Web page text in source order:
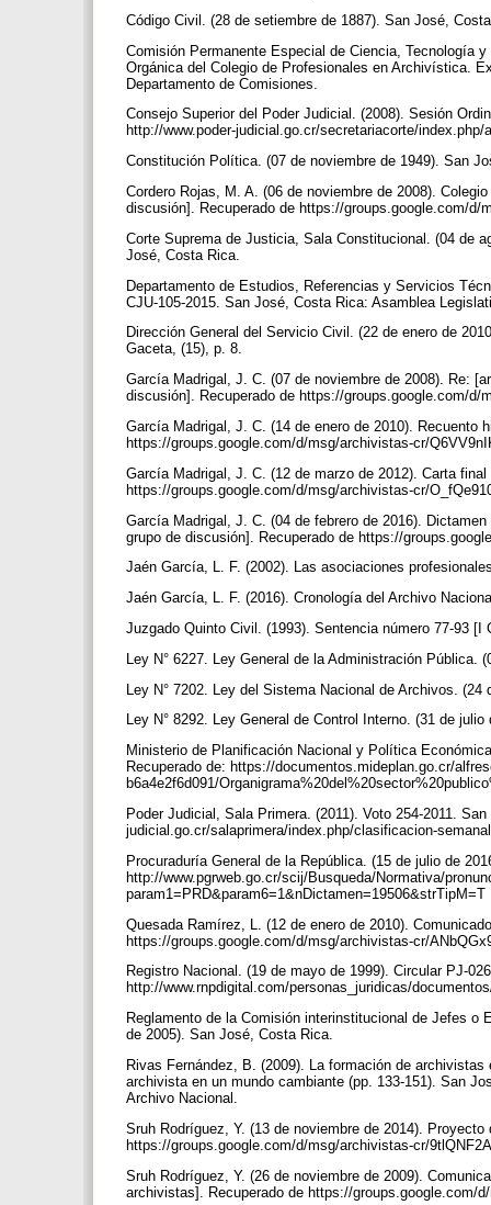
Código Civil. (28 de setiembre de 1887). San José,
Comisión Permanente Especial de Ciencia, Tecnología
Orgánica del Colegio de Profesionales en Archivística.
Departamento de Comisiones.
Consejo Superior del Poder Judicial. (2008). Sesión
http://www.poder-judicial.go.cr/secretariacorte/
Constitución Política. (07 de noviembre de 1949). San
Cordero Rojas, M. A. (06 de noviembre de 2008).
discusión]. Recuperado de https://groups.google.com/
Corte Suprema de Justicia, Sala Constitucional. (04 de
José, Costa Rica.
Departamento de Estudios, Referencias y Servicios
CJU-105-2015. San José, Costa Rica: Asamblea
Dirección General del Servicio Civil. (22 de enero de
Gaceta, (15), p. 8.
García Madrigal, J. C. (07 de noviembre de 2008). Re:
discusión]. Recuperado de https://groups.google.com/
García Madrigal, J. C. (14 de enero de 2010). Recuento
https://groups.google.com/d/msg/archivistas-cr/
García Madrigal, J. C. (12 de marzo de 2012). Carta
https://groups.google.com/d/msg/archivistas-cr/
García Madrigal, J. C. (04 de febrero de 2016).
grupo de discusión]. Recuperado de https://
Jaén García, L. F. (2002). Las asociaciones
Jaén García, L. F. (2016). Cronología del Archivo
Juzgado Quinto Civil. (1993). Sentencia número 77-93
Ley N° 6227. Ley General de la Administración
Ley N° 7202. Ley del Sistema Nacional de Archivos.
Ley N° 8292. Ley General de Control Interno. (31 de
Ministerio de Planificación Nacional y Política
Recuperado de: https://documentos.mideplan.go.cr/
b6a4e2f6d091/
Poder Judicial, Sala Primera. (2011). Voto 254-2011.
judicial.go.cr/salaprimera/index.php/clasificacion-
Procuraduría General de la República. (15 de julio de
http://www.pgrweb.go.cr/scij/Busqueda/Normativa/
param1=PRD&param6=1&nDictamen=19506&strTipM=T
Quesada Ramírez, L. (12 de enero de 2010).
https://groups.google.com/d/msg/archivistas-cr/
Registro Nacional. (19 de mayo de 1999). Circular PJ-
http://www.rnpdigital.com/personas_juridicas/
Reglamento de la Comisión interinstitucional de Jefes
de 2005). San José, Costa Rica.
Rivas Fernández, B. (2009). La formación de
archivista en un mundo cambiante (pp. 133-151). San
Archivo Nacional.
Sruh Rodríguez, Y. (13 de noviembre de 2014).
https://groups.google.com/d/msg/archivistas-cr/
Sruh Rodríguez, Y. (26 de noviembre de 2009).
archivistas]. Recuperado de https://